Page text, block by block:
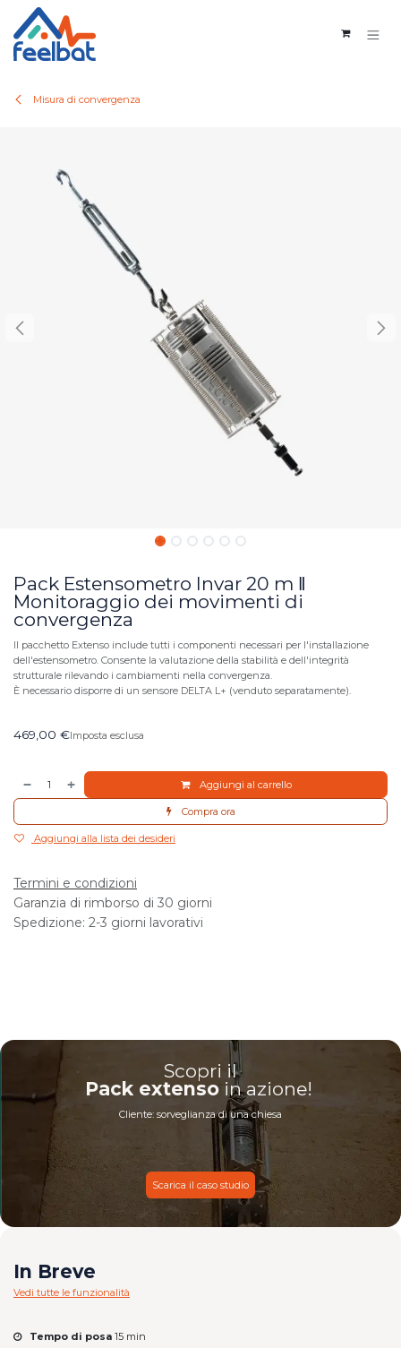
Passa al contenuto
Misura di convergenza
Pack Estensometro Invar 20 m ‖
Monitoraggio dei movimenti di
convergenza
Il pacchetto Extenso include tutti i componenti necessari per l'installazione
dell'estensometro. Consente la valutazione della stabilità e dell'integrità
strutturale rilevando i cambiamenti nella convergenza.
È necessario disporre di un sensore DELTA L+ (venduto separatamente).
469,00 €Imposta esclusa
Aggiungi al carrello
Compra ora
Aggiungi alla lista dei desideri
Termini e condizioni
Garanzia di rimborso di 30 giorni
Spedizione: 2-3 giorni lavorativi
Scopri il
Pack extensoin azione!
Cliente: sorveglianza di una chiesa
Scarica il caso studio
In Breve
Vedi tutte le funzionalità
Tempo di posa 15 min